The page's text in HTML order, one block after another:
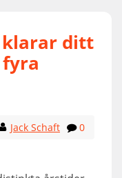
klarar ditt
Jack Schaft 0